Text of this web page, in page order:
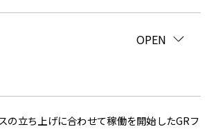
OPEN
CLOSE
の立ち上げに合わせて稼働を開始したGRフ